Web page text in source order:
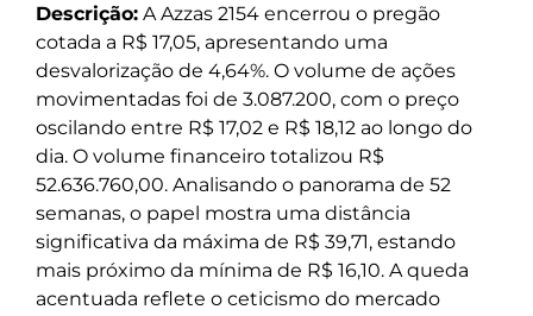
Descrição: A Azzas 2154 encerrou o pregão
cotada a R$ 17,05, apresentando uma
desvalorização de 4,64%. O volume de ações
movimentadas foi de 3.087.200, com o preço
oscilando entre R$ 17,02 e R$ 18,12 ao longo do
dia. O volume financeiro totalizou R$
52.636.760,00. Analisando o panorama de 52
semanas, o papel mostra uma distância
significativa da máxima de R$ 39,71, estando
mais próximo da mínima de R$ 16,10. A queda
acentuada reflete o ceticismo do mercado